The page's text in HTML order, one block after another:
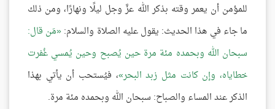
للمؤمن أن يعمر وقته بذكر الله عزَّ وجل ليلًا ونهارًا، ومن ذلك
ما جاء في هذا الحديث: يقول عليه الصلاة والسلام: مَن قال:
سبحان الله وبحمده مئة مرة حين يُصبح وحين يُمسي غُفرت
خطاياه، وإن كانت مثل زبد البحر ، فيُستحب أن يأتي بهذا
الذكر عند المساء والصباح: سبحان الله وبحمده مئة مرة.